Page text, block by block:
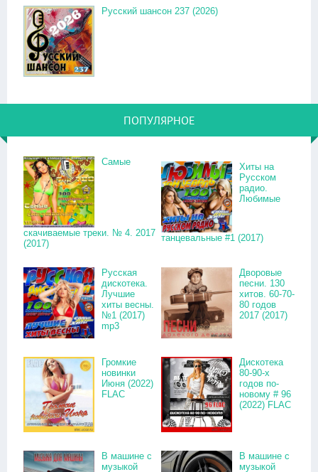
Русский шансон 237 (2026)
ПОПУЛЯРНОЕ
Самые
скачиваемые треки. № 4. 2017
(2017)
Хиты на
Русском
радио.
Любимые
танцевальные #1 (2017)
Русская
дискотека.
Лучшие
хиты весны.
№1 (2017)
mp3
Дворовые
песни. 130
хитов. 60-70-
80 годов
2017 (2017)
Громкие
новинки
Июня (2022)
FLAC
Дискотека
80-90-х
годов по-
новому # 96
(2022) FLAC
В машине с
музыкой
В машине с
музыкой